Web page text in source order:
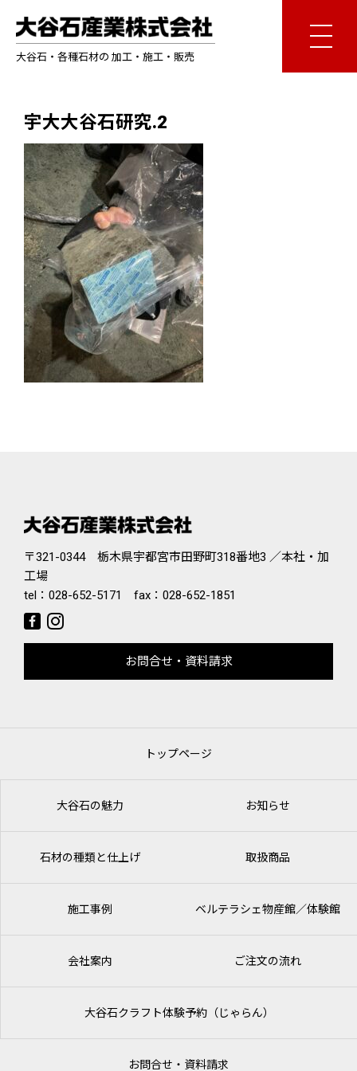
大谷石・各種石材の 加工・施工・販売
宇大大谷石研究.2
〒321-0344 栃木県宇都宮市田野町318番地3 ／本社・加
工場
tel： 028-652-5171 fax：028-652-1851
お問合せ・資料請求
トップページ
大谷石の魅力 お知らせ
石材の種類と仕上げ 取扱商品
施工事例 ベルテラシェ物産館／体験館
会社案内 ご注文の流れ
大谷石クラフト体験予約（じゃらん）
お問合せ・資料請求